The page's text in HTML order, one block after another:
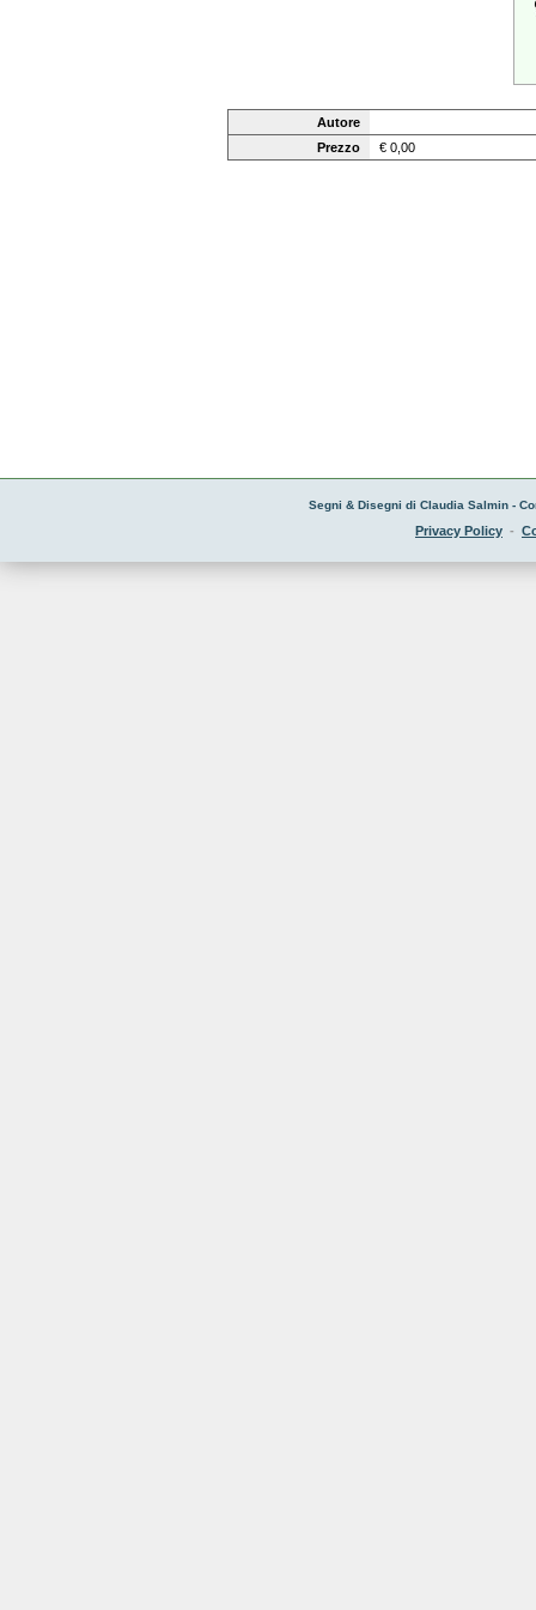
Autore
Prezzo
€ 0,00
Segni & Disegni di Claudia Salmin -
Privacy Policy -